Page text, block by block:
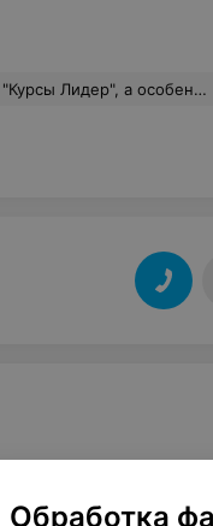
много полезной информации для дальнейшего использования в этой сфере Огромное Вам спасибо!
Обработка